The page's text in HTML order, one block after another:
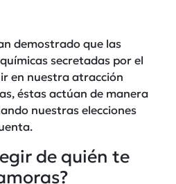
demostrado que las
secretadas por el
en nuestra atracción
éstas actúan de manera
nuestras elecciones
de quién te